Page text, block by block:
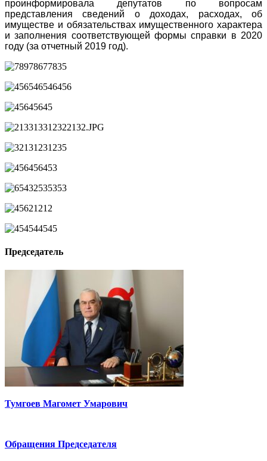
проинформировала депутатов по вопросам
представления сведений о доходах, расходах, об
имуществе и обязательствах имущественного характера
и заполнения соответствующей формы справки в 2020
году (за отчетный 2019 год).
Председатель
Тумгоев Магомет Умарович
Обращения Председателя